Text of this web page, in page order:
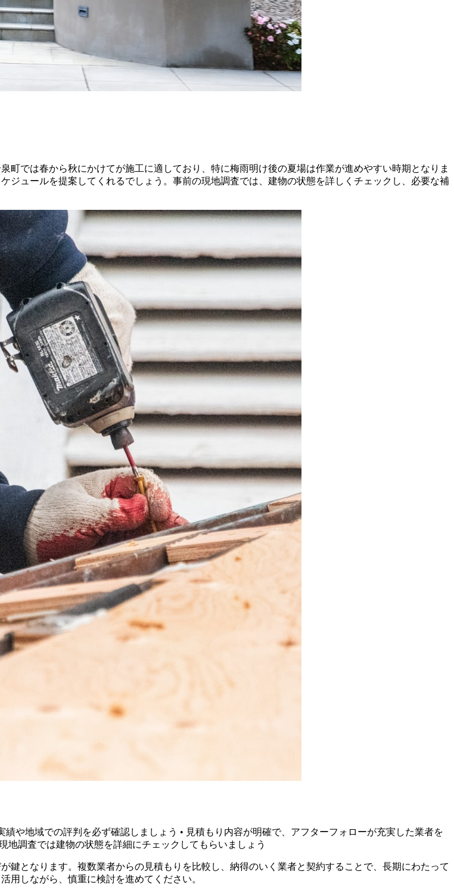
町では春から秋にかけてが施工に適しており、特に梅雨明け後の夏場は作業が進めやすい時期となりま
ジュールを提案してくれるでしょう。事前の現地調査では、建物の状態を詳しくチェックし、必要な補
や地域での評判を必ず確認しましょう • 見積もり内容が明確で、アフターフォローが充実した業者を
地調査では建物の状態を詳細にチェックしてもらいましょう
となります。複数業者からの見積もりを比較し、納得のいく業者と契約することで、長期にわたって
用しながら、慎重に検討を進めてください。